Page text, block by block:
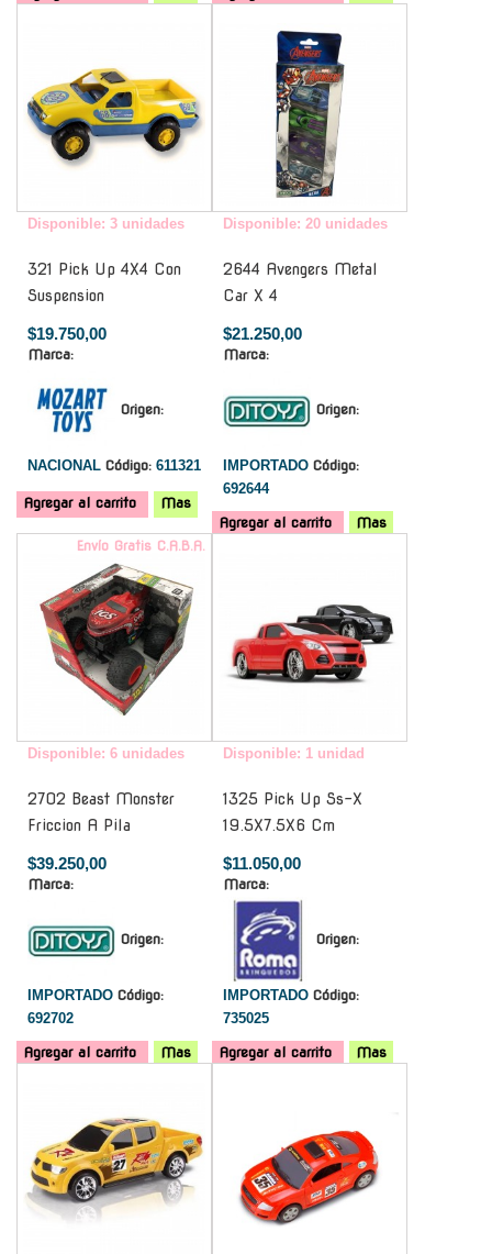
Disponible: 3 unidades
321 Pick Up 4X4 Con
Suspension
$19.750,00
Marca:
Origen:
NACIONAL Código: 611321
Agregar al carrito Mas
Disponible: 20 unidades
2644 Avengers Metal
Car X 4
$21.250,00
Marca:
Origen:
IMPORTADO Código:
692644
Agregar al carrito
Mas
Envío Gratis C.A.B.A.
Disponible: 6 unidades
2702 Beast Monster
Friccion A Pila
$39.250,00
Marca:
Origen:
IMPORTADO Código:
692702
Agregar al carrito Mas
Disponible: 1 unidad
1325 Pick Up Ss-X
19.5X7.5X6 Cm
$11.050,00
Marca:
Origen:
IMPORTADO Código:
735025
Agregar al carrito
Mas